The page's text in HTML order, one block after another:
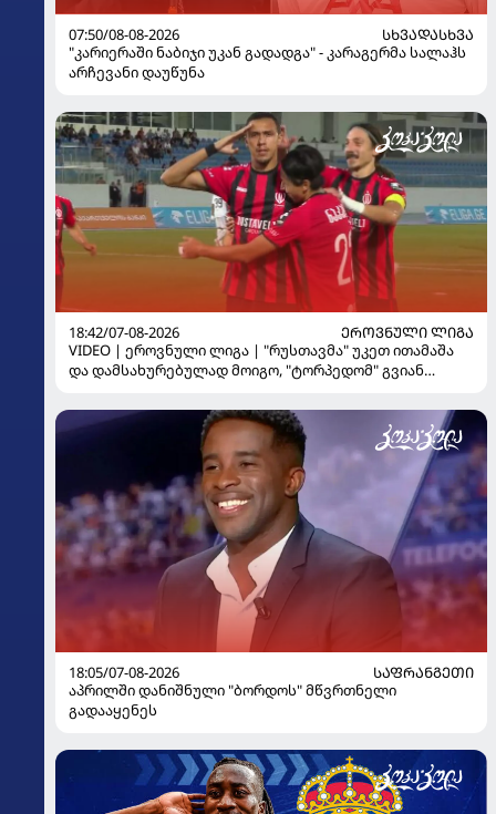
07:50/08-08-2026
ᲡᲮᲕᲐᲓᲐᲡᲮᲕᲐ
"კარიერაში ნაბიჯი უკან გადადგა" - კარაგერმა სალაჰს
არჩევანი დაუწუნა
18:42/07-08-2026
ᲔᲠᲝᲕᲜᲣᲚᲘ ᲚᲘᲒᲐ
VIDEO | ეროვნული ლიგა | "რუსთავმა" უკეთ ითამაშა
და დამსახურებულად მოიგო, "ტორპედომ" გვიან
18:05/07-08-2026
ᲡᲐᲤᲠᲐᲜᲒᲔᲗᲘ
აპრილში დანიშნული "ბორდოს" მწვრთნელი
გადააყენეს